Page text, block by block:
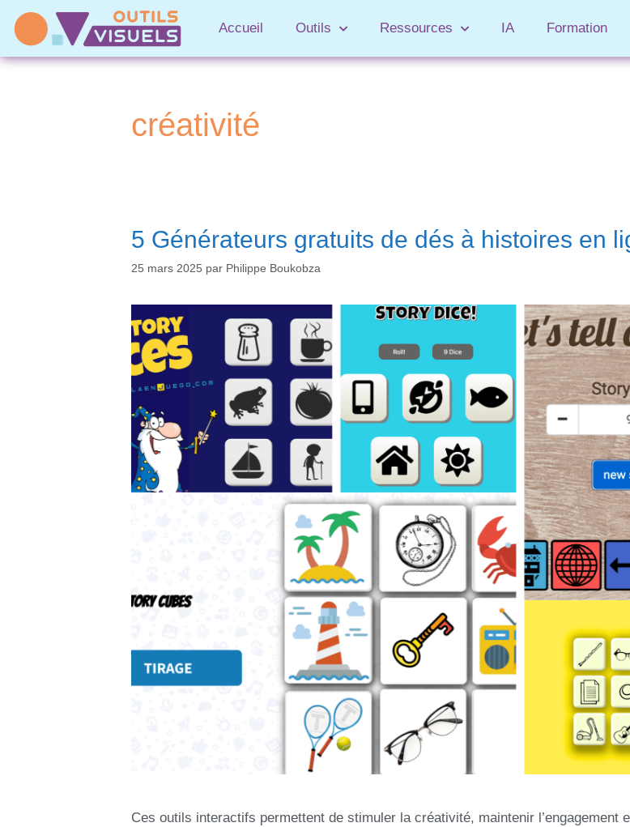
Accueil Outils Ressources IA Formation
créativité
5 Générateurs gratuits de dés à histoires en
25 mars 2025 par Philippe Boukobza
Ces outils interactifs permettent de stimuler la créativité, maintenir l’engagement